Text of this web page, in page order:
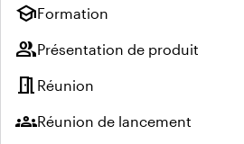
schoolFormation
groupPrésentation de produit
meeting_room Réunion
groupsRéunion de lancement